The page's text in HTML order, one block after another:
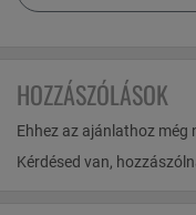
HOZZÁSZÓLÁSOK
Ehhez az ajánlathoz még
Kérdésed van,